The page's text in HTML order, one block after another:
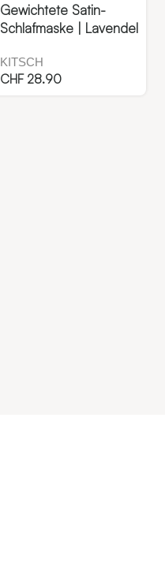
Gewichtete Satin-
Schlafmaske | Lavendel
KITSCH
CHF28.90